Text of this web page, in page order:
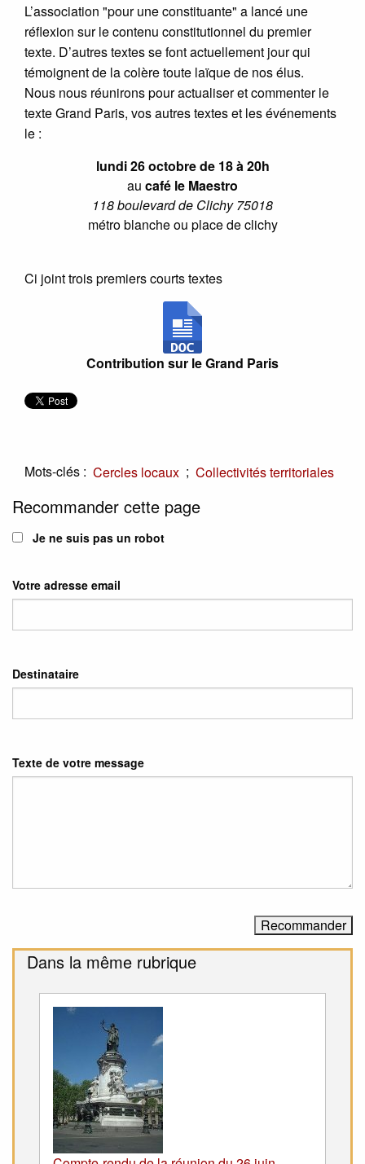
L’association "pour une constituante" a lancé une
réflexion sur le contenu constitutionnel du premier
texte. D’autres textes se font actuellement jour qui
témoignent de la colère toute laïque de nos élus.
Nous nous réunirons pour actualiser et commenter le
texte Grand Paris, vos autres textes et les événements
le :
lundi 26 octobre de 18 à 20h
au café le Maestro
118 boulevard de Clichy 75018
métro blanche ou place de clichy
Ci joint trois premiers courts textes
Contribution sur le Grand Paris
Mots-clés : Cercles locaux ; Collectivités territoriales
Recommander cette page
Je ne suis pas un robot
Votre adresse email
Destinataire
Texte de votre message
Dans la même rubrique